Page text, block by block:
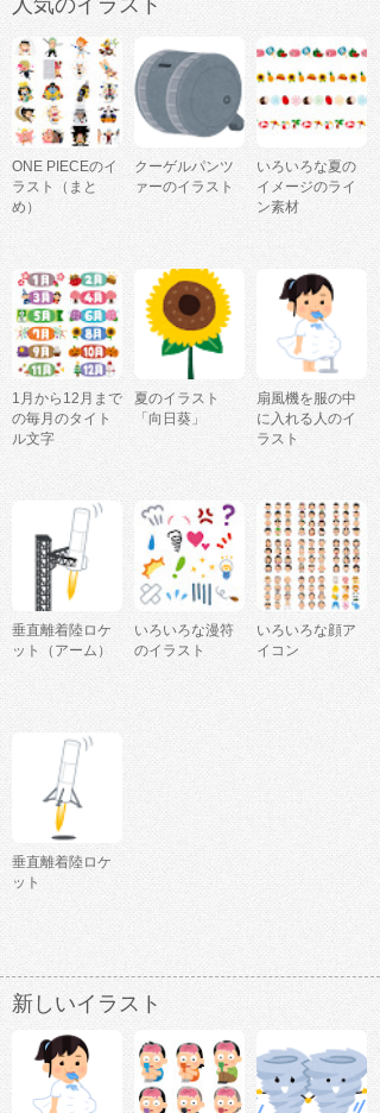
人気のイラスト
ONE PIECEのイ
ラスト（まと
め）
クーゲルパンツ
ァーのイラスト
いろいろな夏の
イメージのライ
ン素材
1月から12月まで
の毎月のタイト
ル文字
夏のイラスト
「向日葵」
扇風機を服の中
に入れる人のイ
ラスト
垂直離着陸ロケ
ット（アーム）
いろいろな漫符
のイラスト
いろいろな顔ア
イコン
垂直離着陸ロケ
ット
新しいイラスト